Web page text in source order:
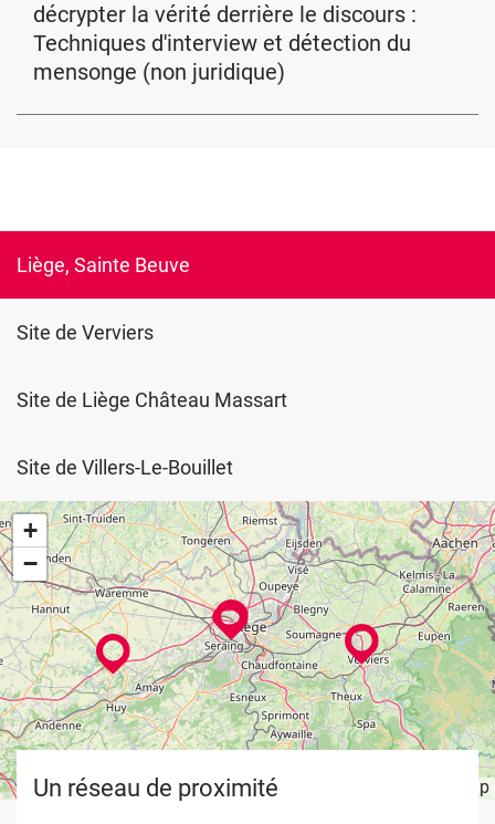
décrypter la vérité derrière le discours :
Techniques d'interview et détection du
mensonge (non juridique)
+
−
OpenStreetMap
Un réseau de proximité
Liège, Sainte Beuve
Site de Verviers
Site de Liège Château Massart
Site de Villers-Le-Bouillet